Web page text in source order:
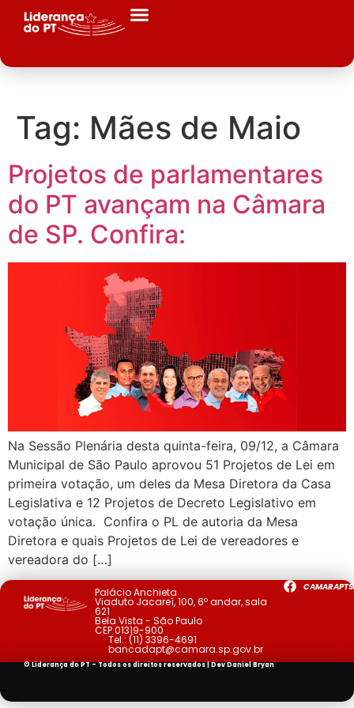
Tag: Mães de Maio
Projetos de parlamentares
do PT avançam na Câmara
de SP. Confira:
Na Sessão Plenária desta quinta-feira, 09/12, a Câmara
Municipal de São Paulo aprovou 51 Projetos de Lei em
primeira votação, um deles da Mesa Diretora da Casa
Legislativa e 12 Projetos de Decreto Legislativo em
votação única. Confira o PL de autoria da Mesa
Diretora e quais Projetos de Lei de vereadores e
vereadora do […]
Palácio Anchieta
Viaduto Jacareí, 100, 6º andar, sala
621
Bela Vista - São Paulo
CEP 01319-900
Tel.: (11) 3396-4691
bancadapt@camara.sp.gov.br
© Liderança do PT - Todos os direitos reservados | DevDaniel Bryan